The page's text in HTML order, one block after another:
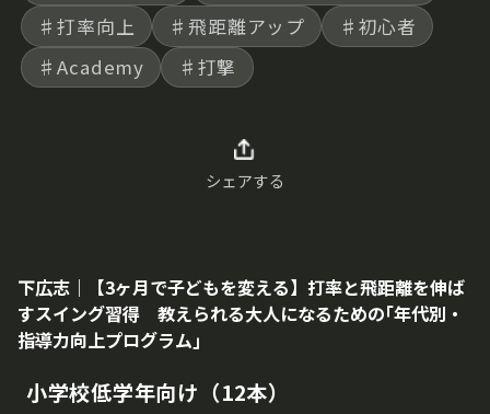
♯打率向上
♯飛距離アップ
♯初心者
♯Academy
♯打撃
シェアする
下広志｜【3ヶ月で子どもを変える】打率と飛距離を伸ば
すスイング習得 教えられる大人になるための｢年代別・
指導力向上プログラム｣
小学校低学年向け（12本）